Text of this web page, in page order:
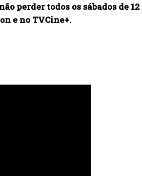
perder todos os sábados de
e no TVCine+.